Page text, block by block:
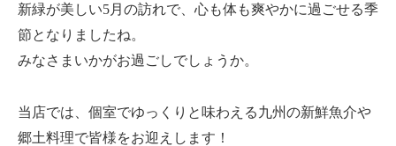
新緑が美しい5月の訪れで、心も体も爽やかに過ごせる季
節となりましたね。
みなさまいかがお過ごしでしょうか。
当店では、個室でゆっくりと味わえる九州の新鮮魚介や
郷土料理で皆様をお迎えします！